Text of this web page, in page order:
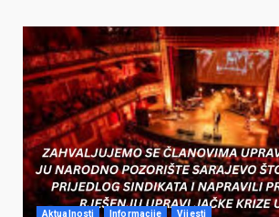
Aktualnosti Informacije Vijesti